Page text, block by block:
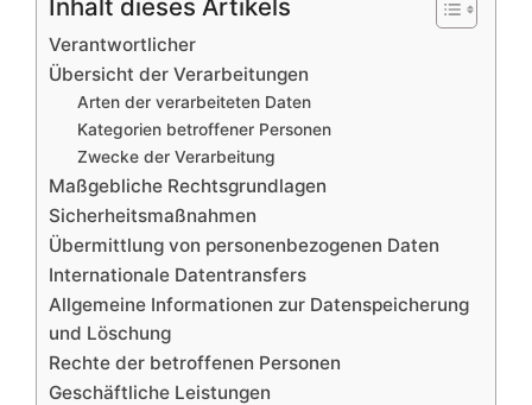
Inhalt dieses Artikels
Verantwortlicher
Übersicht der Verarbeitungen
Arten der verarbeiteten Daten
Kategorien betroffener Personen
Zwecke der Verarbeitung
Maßgebliche Rechtsgrundlagen
Sicherheitsmaßnahmen
Übermittlung von personenbezogenen Daten
Internationale Datentransfers
Allgemeine Informationen zur Datenspeicherung
und Löschung
Rechte der betroffenen Personen
Geschäftliche Leistungen